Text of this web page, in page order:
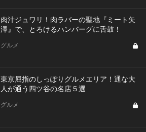
肉汁ジュワリ！肉ラバーの聖地『ミート矢
澤』で、とろけるハンバーグに舌鼓！
グルメ
東京屈指のしっぽりグルメエリア！通な大
人が通う四ツ谷の名店５選
グルメ